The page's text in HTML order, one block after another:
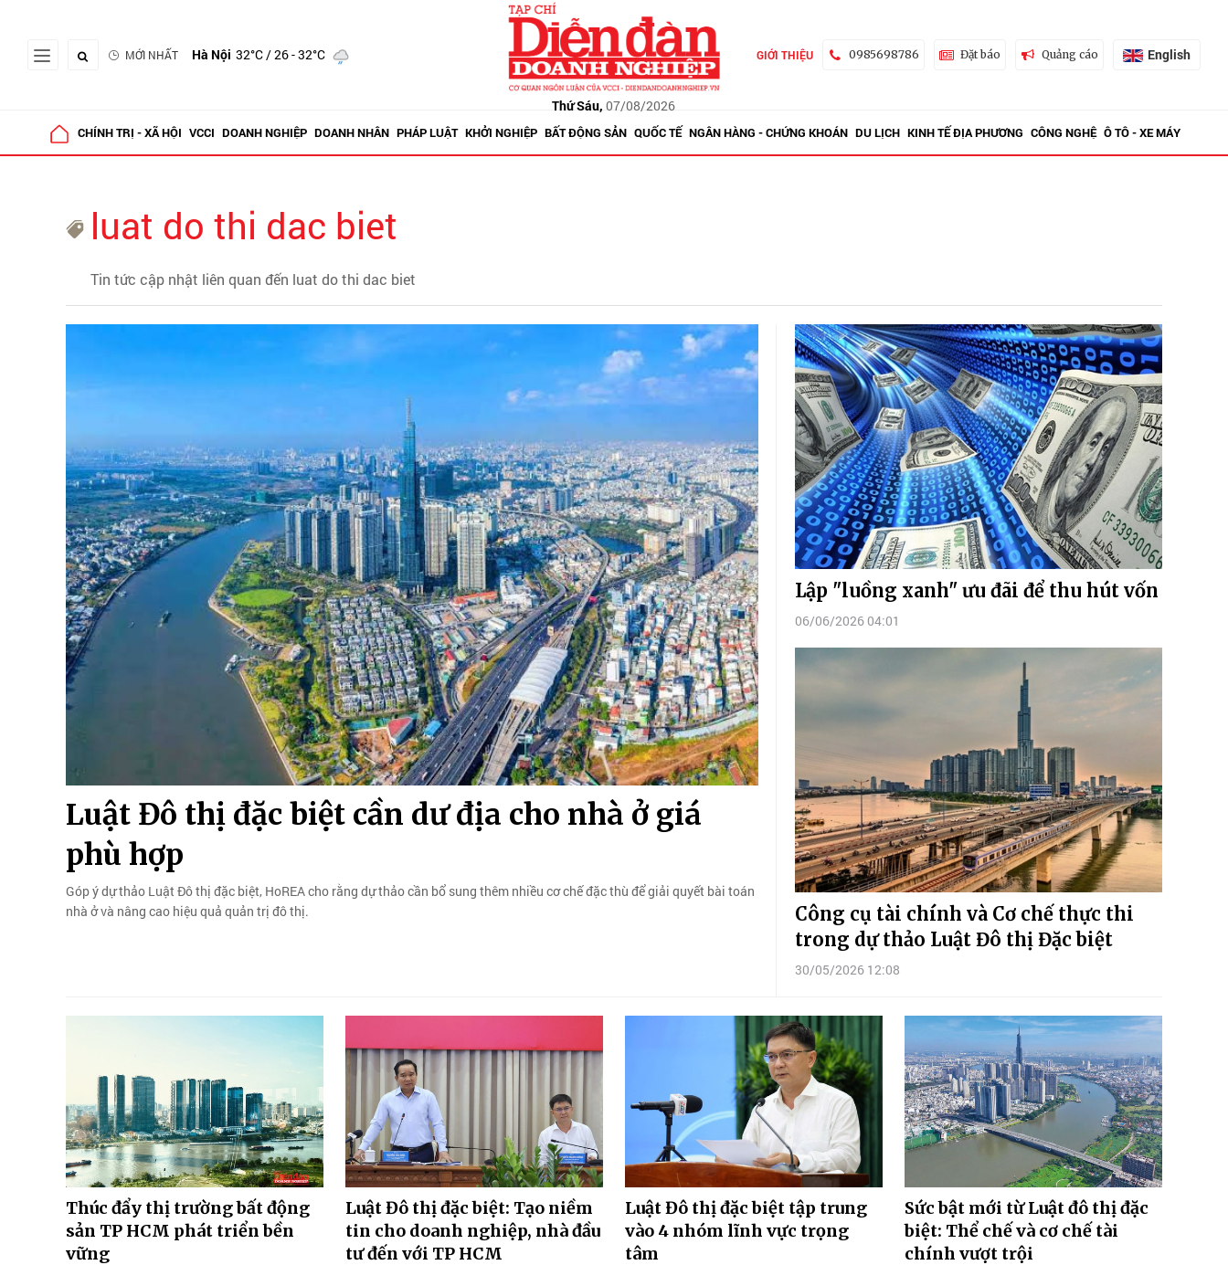
MỚI NHẤT Hà Nội 32°C/ 26 - 32°C
Thứ Sáu, 07/08/2026
GIỚI THIỆU 0985698786 Đặt báo Quảng cáo English
CHÍNH TRỊ - XÃ HỘI VCCI DOANH NGHIỆP DOANH NHÂN PHÁP LUẬT KHỞI NGHIỆP BẤT ĐỘNG SẢN QUỐC TẾ NGÂN HÀNG - CHỨNG KHOÁN DU LỊCH KINH TẾ ĐỊA PHƯƠNG CÔNG NGHỆ Ô TÔ - XE MÁY
luat do thi dac biet
Tin tức cập nhật liên quan đến luat do thi dac biet
Luật Đô thị đặc biệt cần dư địa cho nhà ở giá
phù hợp
Góp ý dự thảo Luật Đô thị đặc biệt, HoREA cho rằng dự thảo cần bổ sung thêm nhiều cơ chế đặc thù để giải quyết bài toán
nhà ở và nâng cao hiệu quả quản trị đô thị.
Lập "luồng xanh" ưu đãi để thu hút vốn
06/06/2026 04:01
Công cụ tài chính và Cơ chế thực thi
trong dự thảo Luật Đô thị Đặc biệt
30/05/2026 12:08
Thúc đẩy thị trường bất động
sản TP HCM phát triển bền
vững
Luật Đô thị đặc biệt: Tạo niềm
tin cho doanh nghiệp, nhà đầu
tư đến với TP HCM
Luật Đô thị đặc biệt tập trung
vào 4 nhóm lĩnh vực trọng
tâm
Sức bật mới từ Luật đô thị đặc
biệt: Thể chế và cơ chế tài
chính vượt trội